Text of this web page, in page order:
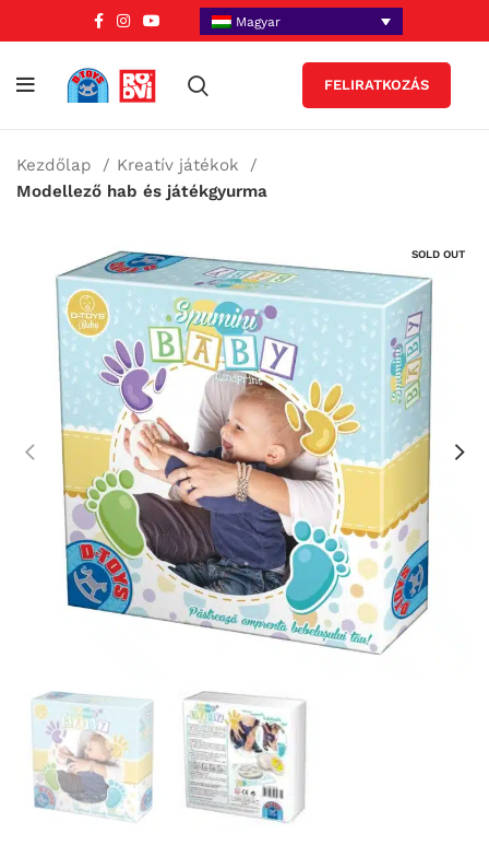
Magyar
FELIRATKOZÁS
Kezdőlap
Kreatív játékok
Modellező hab és játékgyurma
SOLD OUT